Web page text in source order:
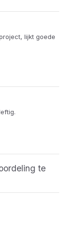
lijkt goede
te